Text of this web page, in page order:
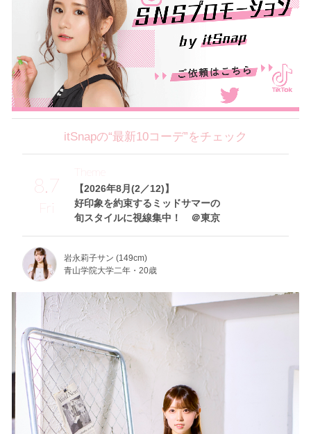
itSnapの“最新10コーデ”をチェック
8.7
Fri
【2026年8月(2／12)】
好印象を約束するミッドサマーの
旬スタイルに視線集中！ ＠東京
Theme
岩永莉子サン (149cm)
青山学院大学二年・20歳